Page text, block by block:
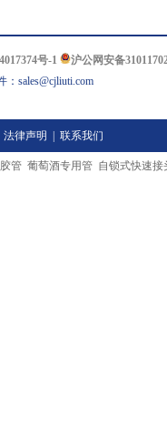
号-1
沪公网安备
：sales@cjliuti.com
法律声明 联系我们
管 葡萄酒专用管 自锁式快速接